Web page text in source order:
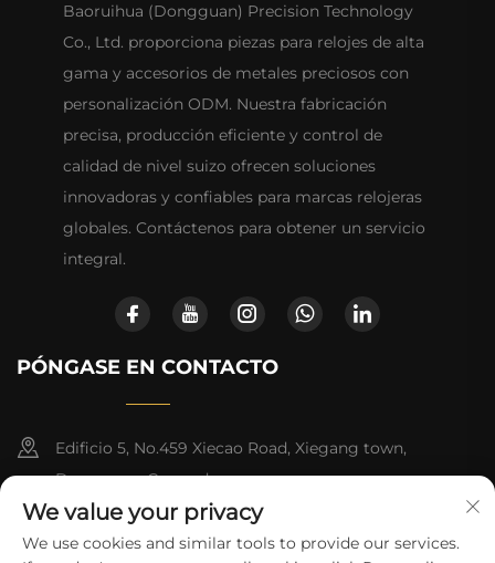
Baoruihua (Dongguan) Precision Technology
Co., Ltd. proporciona piezas para relojes de alta
gama y accesorios de metales preciosos con
personalización ODM. Nuestra fabricación
precisa, producción eficiente y control de
calidad de nivel suizo ofrecen soluciones
innovadoras y confiables para marcas relojeras
globales. Contáctenos para obtener un servicio
integral.
PÓNGASE EN CONTACTO
Edificio 5, No.459 Xiecao Road, Xiegang town,
Dongguan, Guangdong
+86-13790150928
We value your privacy
We use cookies and similar tools to provide our services.